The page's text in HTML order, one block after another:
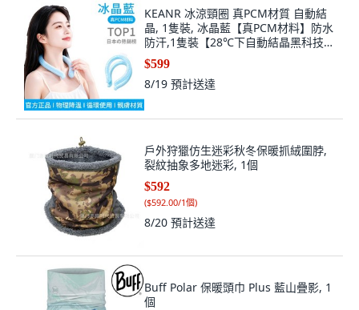
KEANR 冰涼頸圈 真PCM材質 自動結
晶, 1隻裝, 冰晶藍【真PCM材料】防水
防汗,1隻裝【28℃下自動結晶黑科技】
無需冰凍, 冰晶藍
$599
8/19 預計送達
戶外狩獵仿生迷彩秋冬保暖抓絨圍脖,
裂紋抽象多地迷彩, 1個
$592
($592.00/1個)
8/20 預計送達
Buff Polar 保暖頭巾 Plus 藍山疊影, 1
個